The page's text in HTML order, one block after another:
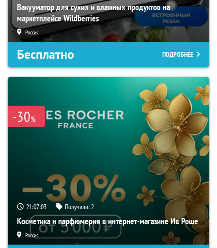
Вакууматор для сухих и влажных продуктов на
маркетплейсе Wildberries
Россия
Бесплатно ПОДРОБНЕЕ
-30%
21:07:02 Получили:2
Косметика и парфюмерия в интернет-магазине Ив Роше
Россия